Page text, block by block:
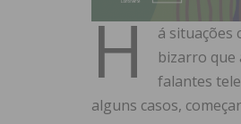
H
á situações
bizarro que
falantes
alguns casos,